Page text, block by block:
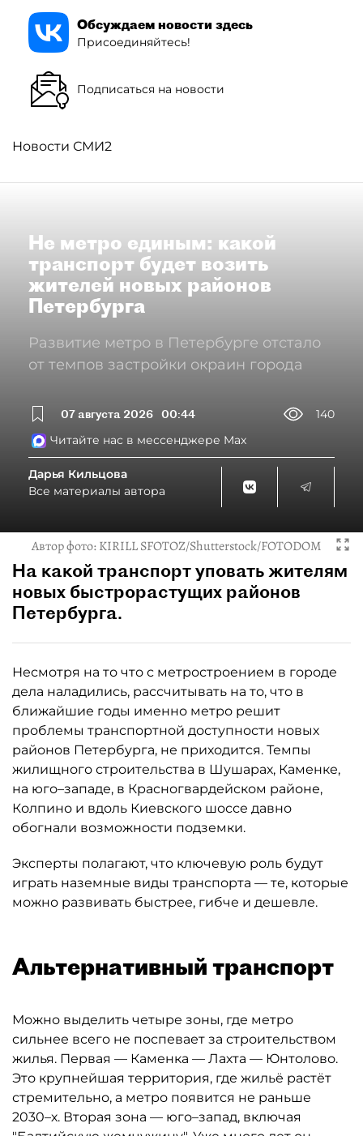
Обсуждаем новости здесь
Присоединяйтесь!
Подписаться на новости
Новости СМИ2
Не метро единым: какой
транспорт будет возить
жителей новых районов
Петербурга
Развитие метро в Петербурге отстало
от темпов застройки окраин города
07 августа 2026 00:44
140
Читайте нас в мессенджере Max
Дарья Кильцова
Все материалы автора
Автор фото:KIRILL SFOTOZ/Shutterstock/FOTODOM
На какой транспорт уповать жителям
новых быстрорастущих районов
Петербурга.
Несмотря на то что с метростроением в городе
дела наладились, рассчитывать на то, что в
ближайшие годы именно метро решит
проблемы транспортной доступности новых
районов Петербурга, не приходится. Темпы
жилищного строительства в Шушарах, Каменке,
на юго–западе, в Красногвардейском районе,
Колпино и вдоль Киевского шоссе давно
обогнали возможности подземки.
Эксперты полагают, что ключевую роль будут
играть наземные виды транспорта — те, которые
можно развивать быстрее, гибче и дешевле.
Альтернативный транспорт
Можно выделить четыре зоны, где метро
сильнее всего не поспевает за строительством
жилья. Первая — Каменка — Лахта — Юнтолово.
Это крупнейшая территория, где жильё растёт
стремительно, а метро появится не раньше
2030–х. Вторая зона — юго–запад, включая